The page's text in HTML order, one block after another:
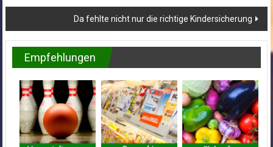
Da fehlte nicht nur die richtige Kindersicherung
Empfehlungen